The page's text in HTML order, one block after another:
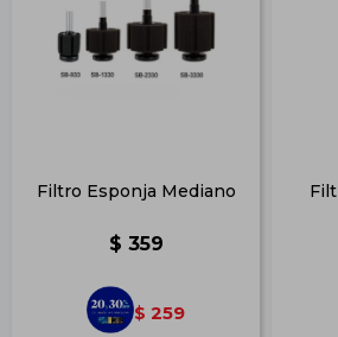
Filtro Esponja Mediano
$ 359
$ 259